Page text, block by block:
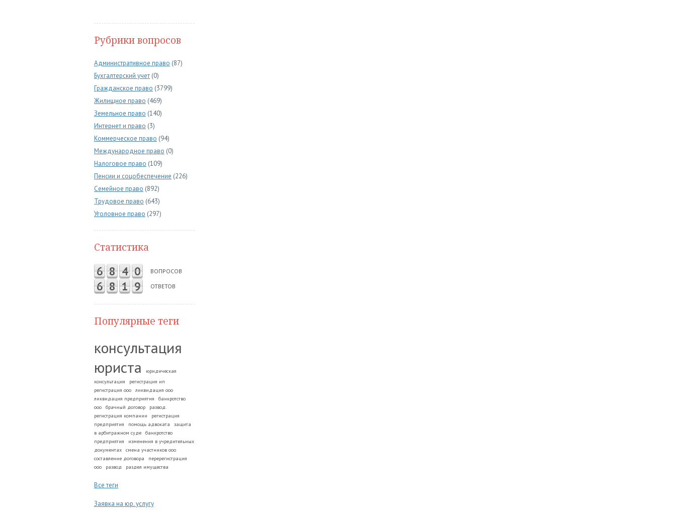
Рубрики вопросов
Административное право (87)
Бухгалтерский учет (0)
Гражданское право (3799)
Жилищное право (469)
Земельное право (140)
Интернет и право (3)
Коммерческое право (94)
Международное право (0)
Налоговое право (109)
Пенсии и соцобеспечение (226)
Семейное право (892)
Трудовое право (643)
Уголовное право (297)
Статистика
6 8 4 0 ВОПРОСОВ
6 8 1 9 ОТВЕТОВ
Популярные теги
консультация
юриста
юридическая
консультация
регистрация ип
регистрация ооо
ликвидация ооо
ликвидация предприятия
банкротство
ооо
брачный договор
развод.
регистрация компании
регистрация
предприятия
помощь адвоката
защита
в арбитражном суде
банкротство
предприятия
изменения в учредительных
документах
смена участников ооо
составление договора
перерегистрация
ооо
развод раздел имущества
Все теги
Заявка на юр. услугу